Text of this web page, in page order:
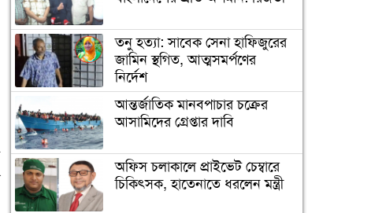
তনু হত্যা: সাবেক সেনা হাফিজুরের
জামিন স্থগিত, আত্মসমর্পণের
নির্দেশ
আন্তর্জাতিক মানবপাচার চক্রের
আসামিদের গ্রেপ্তার দাবি
অফিস চলাকালে প্রাইভেট চেম্বারে
চিকিৎসক, হাতেনাতে ধরলেন মন্ত্রী